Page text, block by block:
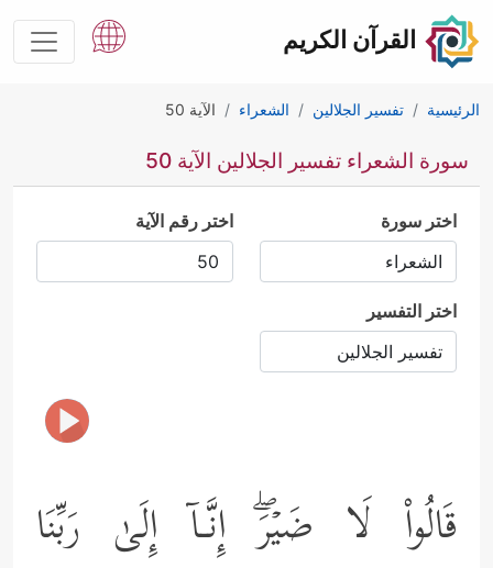
القرآن الكريم
الرئيسية تفسير الجلالين الشعراء الآية 50
سورة الشعراء تفسير الجلالين الآية 50
اختر سورة اختر رقم الآية
اختر التفسير
قَالُواْ لَا ضَیۡرَۖ إِنَّـاۤ إِلَىٰ رَبِّنَا